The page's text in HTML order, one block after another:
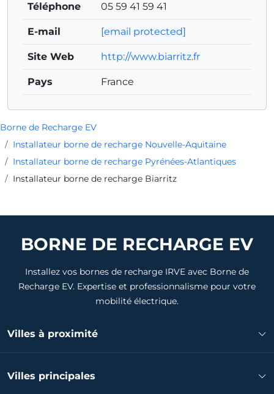
Borne de Recharge EV
Installateur borne de recharge Nouvelle-Aquitaine
Installateur borne de recharge Pyrénées-Atlantiques
Installateur borne de recharge Biarritz
Téléphone 05 59 41 59 41
E-mail [email protected]
Site Web http://www.biarritz.fr
Pays France
BORNE DE RECHARGE EV
Installez vos bornes de recharge IRVE avec Borne de
Recharge EV. Expertise et professionnalisme pour votre
mobilité électrique.
Villes à proximité
Installateur borne de recharge Bidart
Villes principales